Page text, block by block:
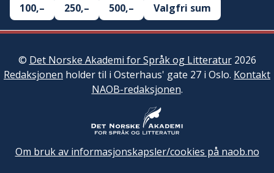
100,–
250,– 500,– Valgfri sum
© Det Norske Akademi for Språk og Litteratur2026
Redaksjonen holder til i Osterhaus' gate 27 i Oslo. Kontakt
NAOB-redaksjonen.
Om bruk av informasjonskapsler/cookies på naob.no